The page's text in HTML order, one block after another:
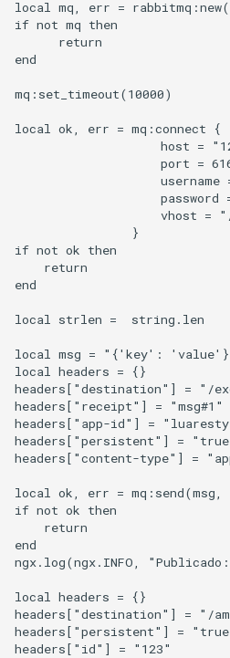
vts
waf
wasm-wasmtime
zip
zstd
local mq, err =
if not mq then
      return
end
mq:set_timeout(10000)
local ok, err = mq:connect {
host =
port =
username
password
vhost =
                }
if not ok then
    return
end
local strlen =  string.len
local msg = "{'key':
local headers = {}
headers["destination"] = "/
headers["receipt"] = "msg#1"
headers["app-id"] =
headers["persistent"] =
headers["content-type"] =
local ok, err = mq:send(msg,
if not ok then
    return
end
ngx.log(ngx.INFO,
local headers = {}
headers["destination"] = "/
headers["persistent"] =
headers["id"] = "123"